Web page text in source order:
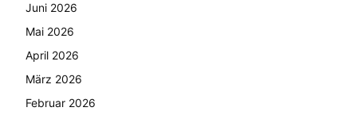
Juni 2026
Mai 2026
April 2026
März 2026
Februar 2026